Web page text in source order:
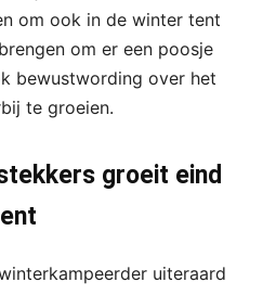
om ook in de winter tent
om er een poosje
bewustwording over het
te groeien.
groeit eind
uiteraard